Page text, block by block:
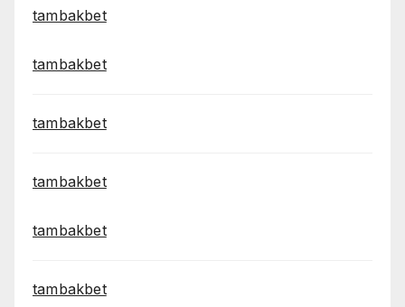
tambakbet
tambakbet
tambakbet
tambakbet
tambakbet
tambakbet